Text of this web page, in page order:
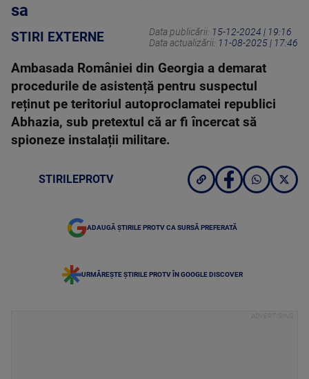
sa
STIRI EXTERNE Data publicării: 15-12-2024 | 19:16
Data actualizării: 11-08-2025 | 17:46
Ambasada României din Georgia a demarat
procedurile de asistență pentru suspectul
reținut pe teritoriul autoproclamatei republici
Abhazia, sub pretextul că ar fi încercat să
spioneze instalații militare.
STIRILEPROTV
ADAUGĂ ȘTIRILE PROTV CA SURSĂ PREFERATĂ
URMĂREȘTE ȘTIRILE PROTV ÎN GOOGLE DISCOVER